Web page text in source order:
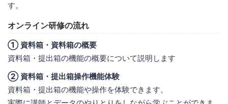
す。
オンライン研修の流れ
① 資料箱・資料箱の概要
資料箱・提出箱の機能の概要について説明します
② 資料箱・提出箱操作機能体験
資料箱・提出箱の機能や操作を体験できます。